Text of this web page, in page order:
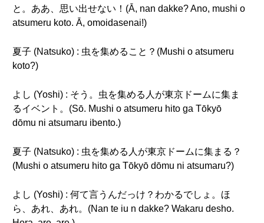
と。ああ、思い出せない！(Ā, nan dakke? Ano, mushi o
atsumeru koto. Ā, omoidasenai!)
夏子 (Natsuko) : 虫を集めること？(Mushi o atsumeru
koto?)
よし (Yoshi) : そう。虫を集める人が東京ドームに集ま
るイベント。(Sō. Mushi o atsumeru hito ga Tōkyō
dōmu ni atsumaru ibento.)
夏子 (Natsuko) : 虫を集める人が東京ドームに集まる？
(Mushi o atsumeru hito ga Tōkyō dōmu ni atsumaru?)
よし (Yoshi) : 何て言うんだっけ？わかるでしょ。ほ
ら、あれ、あれ。(Nan te iu n dakke? Wakaru desho.